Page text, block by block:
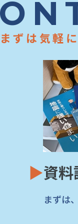
まずは気軽
▶資料
まずは